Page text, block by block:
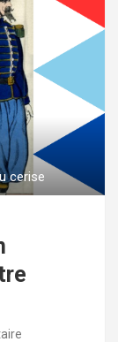
cerise